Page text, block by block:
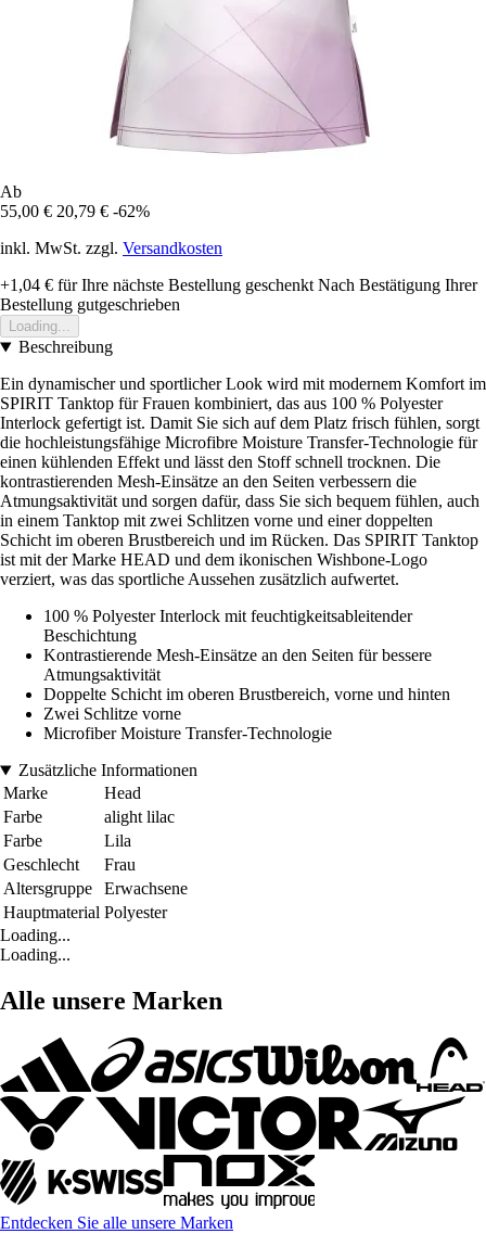
Ab
55,00 € 20,79 € -62%
inkl. MwSt. zzgl. Versandkosten
+1,04 € für Ihre nächste Bestellung geschenkt Nach Bestätigung Ihrer
Bestellung gutgeschrieben
Loading...
Beschreibung
Ein dynamischer und sportlicher Look wird mit modernem Komfort im
SPIRIT Tanktop für Frauen kombiniert, das aus 100 % Polyester
Interlock gefertigt ist. Damit Sie sich auf dem Platz frisch fühlen, sorgt
die hochleistungsfähige Microfibre Moisture Transfer-Technologie für
einen kühlenden Effekt und lässt den Stoff schnell trocknen. Die
kontrastierenden Mesh-Einsätze an den Seiten verbessern die
Atmungsaktivität und sorgen dafür, dass Sie sich bequem fühlen, auch
in einem Tanktop mit zwei Schlitzen vorne und einer doppelten
Schicht im oberen Brustbereich und im Rücken. Das SPIRIT Tanktop
ist mit der Marke HEAD und dem ikonischen Wishbone-Logo
verziert, was das sportliche Aussehen zusätzlich aufwertet.
100 % Polyester Interlock mit feuchtigkeitsableitender
Beschichtung
Kontrastierende Mesh-Einsätze an den Seiten für bessere
Atmungsaktivität
Doppelte Schicht im oberen Brustbereich, vorne und hinten
Zwei Schlitze vorne
Microfiber Moisture Transfer-Technologie
Zusätzliche Informationen
Marke
Head
Farbe
alight lilac
Farbe
Lila
Geschlecht
Frau
Altersgruppe
Erwachsene
Hauptmaterial Polyester
Loading...
Loading...
Alle unsere Marken
Entdecken Sie alle unsere Marken